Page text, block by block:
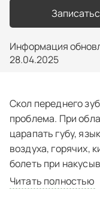
Информация
28.04.2025
Скол переднего
проблема. При
царапать губу,
воздуха, горячих,
болеть при
неприятные
Читать полностью